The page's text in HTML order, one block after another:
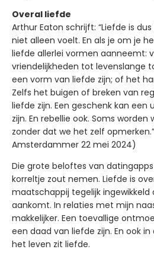
Overal liefde
Arthur Eaton schrijft: “Liefde is
niet alleen voelt. En als je om je
liefde allerlei vormen aanneemt:
vriendelijkheden tot levenslange
een vorm van liefde zijn; of het
Zelfs het buigen of breken van
liefde zijn. Een geschenk kan een
zijn. En rebellie ook. Soms
zonder dat we het zelf
Amsterdammer 22 mei 2024)
Die grote beloftes van
korreltje zout nemen. Liefde is
maatschappij tegelijk ingewikkeld
aankomt. In relaties met mijn
makkelijker. Een toevallige
een daad van liefde zijn. En ook
het leven zit liefde.